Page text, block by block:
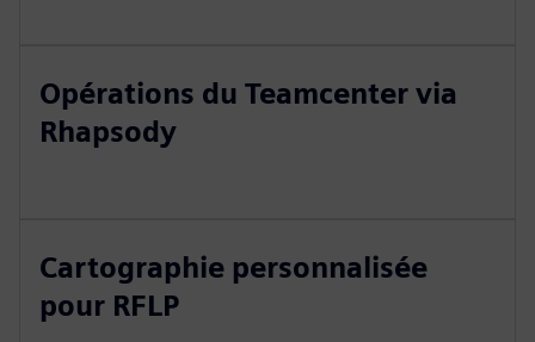
Opérations du Teamcenter via
Rhapsody
Cartographie personnalisée
pour RFLP